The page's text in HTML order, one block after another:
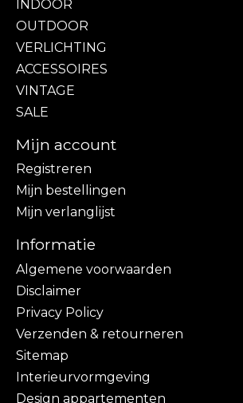
INDOOR
OUTDOOR
VERLICHTING
ACCESSOIRES
VINTAGE
SALE
Mijn account
Registreren
Mijn bestellingen
Mijn verlanglijst
Informatie
Algemene voorwaarden
Disclaimer
Privacy Policy
Verzenden & retourneren
Sitemap
Interieurvormgeving
Design appartementen